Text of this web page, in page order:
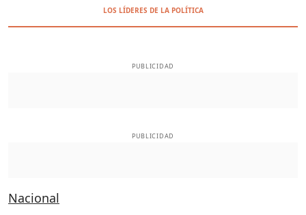
LOS LÍDERES DE LA POLÍTICA
PUBLICIDAD
PUBLICIDAD
Nacional